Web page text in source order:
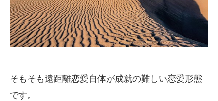
そもそも遠距離恋愛自体が成就の難しい恋愛形態
です。